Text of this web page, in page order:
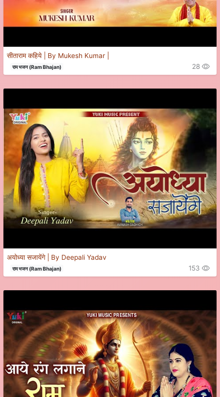
सीताराम कहिये | By Mukesh Kumar |
राम भजन (Ram Bhajan) 28
अयोध्या सजायेंगे | By Deepali Yadav
राम भजन (Ram Bhajan) 153